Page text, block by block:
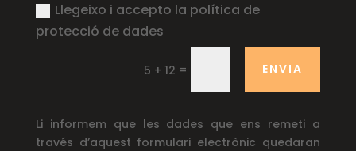
Llegeixo i accepto la política de
protecció de dades
5 + 12 = ENVIA
Li informem que les dades que ens remeti a
través d’aquest formulari electrònic quedaran